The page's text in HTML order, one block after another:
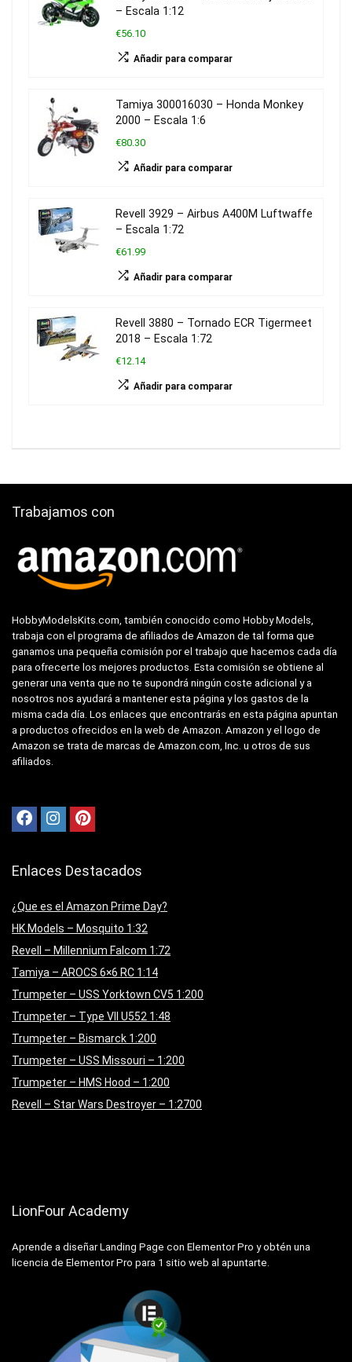
– Escala 1:12
€56.10
Añadir para comparar
Tamiya 300016030 – Honda Monkey
2000 – Escala 1:6
€80.30
Añadir para comparar
Revell 3929 – Airbus A400M Luftwaffe
– Escala 1:72
€61.99
Añadir para comparar
Revell 3880 – Tornado ECR Tigermeet
2018 – Escala 1:72
€12.14
Añadir para comparar
Trabajamos con
HobbyModelsKits.com, también conocido como Hobby Models,
trabaja con el programa de afiliados de Amazon de tal forma que
ganamos una pequeña comisión por el trabajo que hacemos cada día
para ofrecerte los mejores productos. Esta comisión se obtiene al
generar una venta que no te supondrá ningún coste adicional y a
nosotros nos ayudará a mantener esta página y los gastos de la
misma cada día. Los enlaces que encontrarás en esta página apuntan
a productos ofrecidos en la web de Amazon. Amazon y el logo de
Amazon se trata de marcas de Amazon.com, Inc. u otros de sus
afiliados.
Enlaces Destacados
¿Que es el Amazon Prime Day?
HK Models – Mosquito 1:32
Revell – Millennium Falcom 1:72
Tamiya – AROCS 6×6 RC 1:14
Trumpeter – USS Yorktown CV5 1:200
Trumpeter – Type VII U552 1:48
Trumpeter – Bismarck 1:200
Trumpeter – USS Missouri – 1:200
Trumpeter – HMS Hood – 1:200
Revell – Star Wars Destroyer – 1:2700
LionFour Academy
Aprende a diseñar Landing Page con Elementor Pro y obtén una
licencia de Elementor Pro para 1 sitio web al apuntarte.